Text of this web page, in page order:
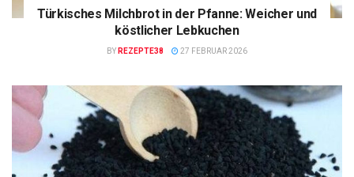
Türkisches Milchbrot in der Pfanne: Weicher und
köstlicher Lebkuchen
BY REZEPTE38 27 FEBRUAR 2026